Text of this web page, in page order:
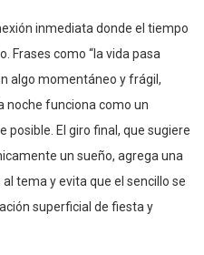
inmediata donde el tiempo
Frases como “la vida pasa
algo momentáneo y frágil,
noche funciona como un
posible. El giro final, que sugiere
un sueño, agrega una
tema y evita que el sencillo se
superficial de fiesta y